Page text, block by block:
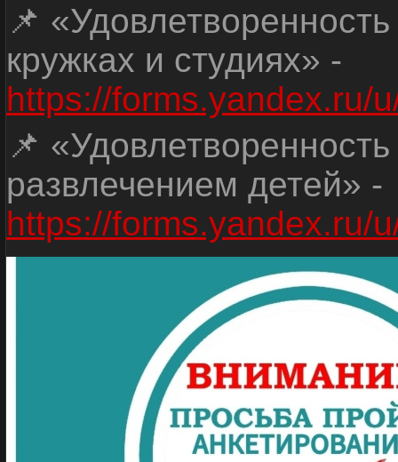
📌
кружках и студиях» -
https://forms.yandex.ru/
📌
развлечением детей» -
https://forms.yandex.ru/